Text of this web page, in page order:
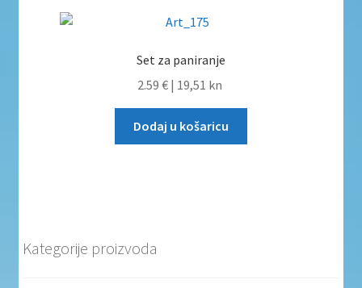
Set za paniranje
2.59 € | 19,51 kn
Dodaj u košaricu
Kategorije proizvoda